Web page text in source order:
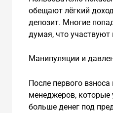
обещают лёгкий
депозит. Многие
думая, что
Манипуляции и
После первого
менеджеров,
больше денег под